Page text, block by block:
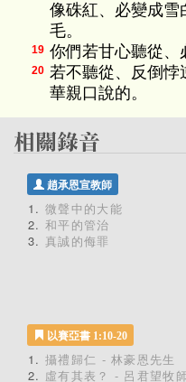
像硃紅、必變成雪
毛。
19 你們若甘心聽從、
20 若不聽從、反倒悖
華親口說的。
趙承恩宣教師
微聲中的大能
和平的管治
真誠的侮罪
以賽亞書 1:10-20
攝禮歸仁 - 林豪恩先生
虛有其表？ - 呂君望牧師